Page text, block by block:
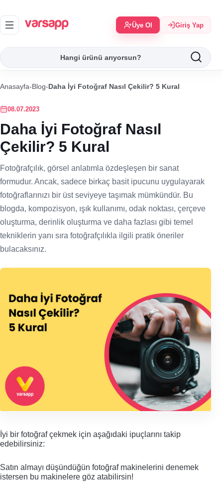
Üye Ol Giriş Yap
Anasayfa-Blog-Daha İyi Fotoğraf Nasıl Çekilir? 5 Kural
08.07.2023
Daha İyi Fotoğraf Nasıl
Çekilir? 5 Kural
Fotoğrafçılık, görsel anlatımla özdeşleşen bir sanat
formudur. Ancak, sadece birkaç basit ipucunu uygulayarak
fotoğraflarınızı bir üst seviyeye taşımak mümkündür. Bu
blogda, kompozisyon, ışık kullanımı, odak noktası, çerçeve
oluşturma, derinlik oluşturma ve daha fazlası gibi temel
tekniklerin yanı sıra fotoğrafçılıkla ilgili pratik öneriler
bulacaksınız.
İyi bir fotoğraf çekmek için aşağıdaki ipuçlarını takip
edebilirsiniz:
Satın almayı düşündüğün fotoğraf makinelerini denemek
istersen bu makinelere göz atabilirsin!